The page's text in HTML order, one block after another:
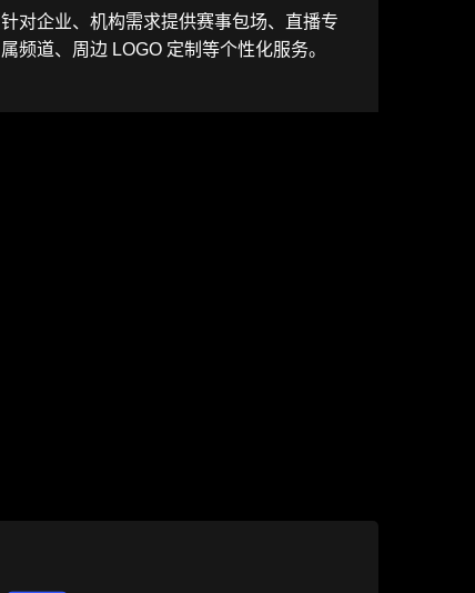
针对企业、机构需求提供赛事包场、直播专
属频道、周边 LOGO 定制等个性化服务。